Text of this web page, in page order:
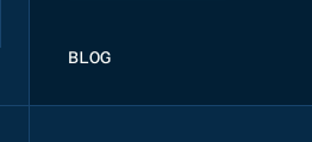
BLOG